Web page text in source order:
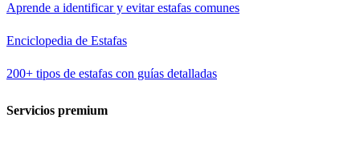
Aprende a identificar y evitar estafas comunes
Enciclopedia de Estafas
200+ tipos de estafas con guías detalladas
Servicios premium